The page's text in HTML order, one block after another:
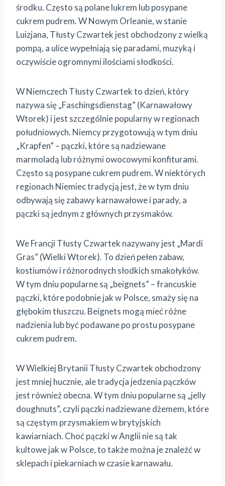
środku. Często są polane lukrem lub posypane
cukrem pudrem. W Nowym Orleanie, w stanie
Luizjana, Tłusty Czwartek jest obchodzony z wielką
pompą, a ulice wypełniają się paradami, muzyką i
oczywiście ogromnymi ilościami słodkości.
W Niemczech Tłusty Czwartek to dzień, który
nazywa się „Faschingsdienstag” (Karnawałowy
Wtorek) i jest szczególnie popularny w regionach
południowych. Niemcy przygotowują w tym dniu
„Krapfen” – pączki, które są nadziewane
marmoladą lub różnymi owocowymi konfiturami.
Często są posypane cukrem pudrem. W niektórych
regionach Niemiec tradycją jest, że w tym dniu
odbywają się zabawy karnawałowe i parady, a
pączki są jednym z głównych przysmaków.
We Francji Tłusty Czwartek nazywany jest „Mardi
Gras” (Wielki Wtorek). To dzień pełen zabaw,
kostiumów i różnorodnych słodkich smakołyków.
W tym dniu popularne są „beignets” – francuskie
pączki, które podobnie jak w Polsce, smaży się na
głębokim tłuszczu. Beignets mogą mieć różne
nadzienia lub być podawane po prostu posypane
cukrem pudrem.
W Wielkiej Brytanii Tłusty Czwartek obchodzony
jest mniej hucznie, ale tradycja jedzenia pączków
jest również obecna. W tym dniu popularne są „jelly
doughnuts”, czyli pączki nadziewane dżemem, które
są częstym przysmakiem w brytyjskich
kawiarniach. Choć pączki w Anglii nie są tak
kultowe jak w Polsce, to także można je znaleźć w
sklepach i piekarniach w czasie karnawału.